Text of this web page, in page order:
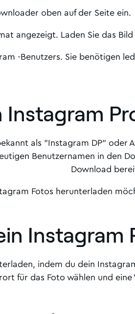
oben auf der Seite ein.
angezeigt. Laden Sie das
-Benutzers. Sie benötigen
Instagram
als "Instagram DP" oder
Benutzernamen in den
Download
Fotos herunterladen
indem du dein
für das Foto wählen und